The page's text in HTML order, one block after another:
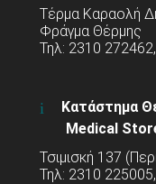
Τέρμα Καραολή
Φράγμα Θέρμης
Τηλ: 2310
Κατάστημα
Medical
Τσιμισκή 137
Τηλ: 2310